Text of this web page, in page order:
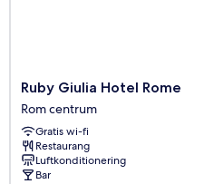
Ruby
Giulia
Hotel
Rome
Rom
centrum
Ruby Giulia Hotel Rome
Rom centrum
Gratis wi-fi
Restaurang
Luftkonditionering
Bar